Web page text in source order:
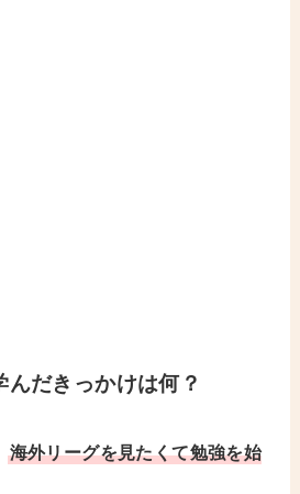
だきっかけは何？
海外リーグを見たくて勉強を始